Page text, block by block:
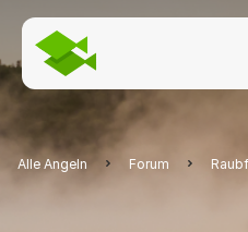
Alle Angeln Forum